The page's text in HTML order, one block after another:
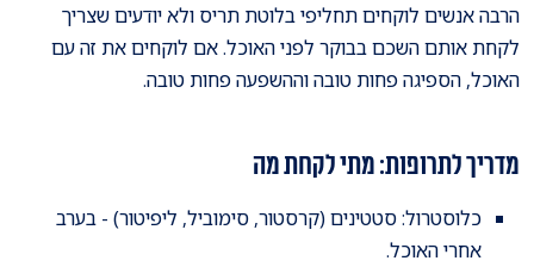
הרבה אנשים לוקחים תחליפי בלוטת תריס ולא יודעים שצריך
לקחת אותם השכם בבוקר לפני האוכל. אם לוקחים את זה עם
האוכל, הספיגה פחות טובה וההשפעה פחות טובה.
מדריך לתרופות: מתי לקחת מה
כלוסטרול: סטטינים (קרסטור, סימוביל, ליפיטור) - בערב
אחרי האוכל.